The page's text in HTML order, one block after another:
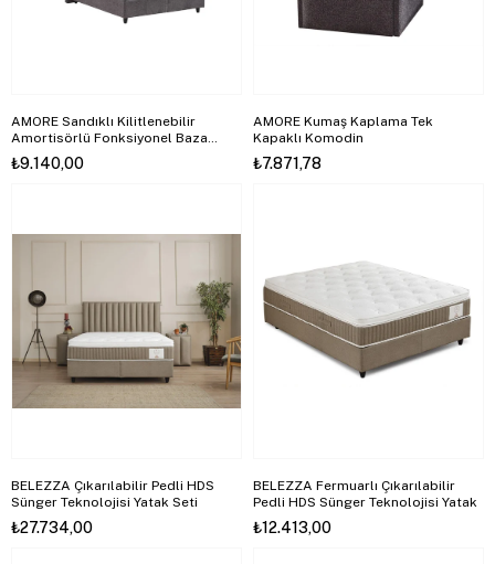
AMORE Sandıklı Kilitlenebilir
Amortisörlü Fonksiyonel Baza
(Başlık Dahil Değildir)
₺9.140,00
AMORE Kumaş Kaplama Tek
Kapaklı Komodin
₺7.871,78
BELEZZA Çıkarılabilir Pedli HDS
Sünger Teknolojisi Yatak Seti
₺27.734,00
BELEZZA Fermuarlı Çıkarılabilir
Pedli HDS Sünger Teknolojisi Yatak
₺12.413,00